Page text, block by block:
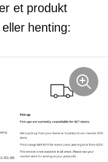
et produkt
henting: